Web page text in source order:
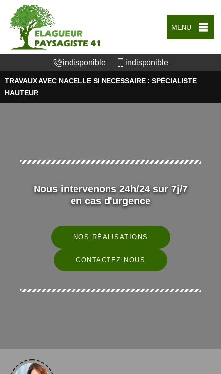
MENU
indisponible indisponible
TRAVAUX AVEC NACELLE SI NECESSAIRE : SPÉCIALISTE
HAUTEUR
Nous intervenons 24h/24 sur 7j/7
en cas d'urgence
NOS RÉALISATIONS
CONTACTEZ NOUS